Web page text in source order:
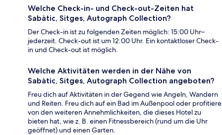
Welche Check-in- und Check-out-Zeiten hat
Sabàtic, Sitges, Autograph Collection?
Der Check-in ist zu folgenden Zeiten möglich: 15:00 Uhr–
jederzeit. Check-out ist um 12:00 Uhr. Ein kontaktloser Check-
in und Check-out ist möglich.
Welche Aktivitäten werden in der Nähe von
Sabàtic, Sitges, Autograph Collection angeboten?
Freu dich auf Aktivitäten in der Gegend wie Angeln, Wandern
und Reiten. Freu dich auf ein Bad im Außenpool oder profitiere
von den weiteren Annehmlichkeiten, die dieses Hotel zu
bieten hat, wie z. B. einen Fitnessbereich (rund um die Uhr
geöffnet) und einen Garten.